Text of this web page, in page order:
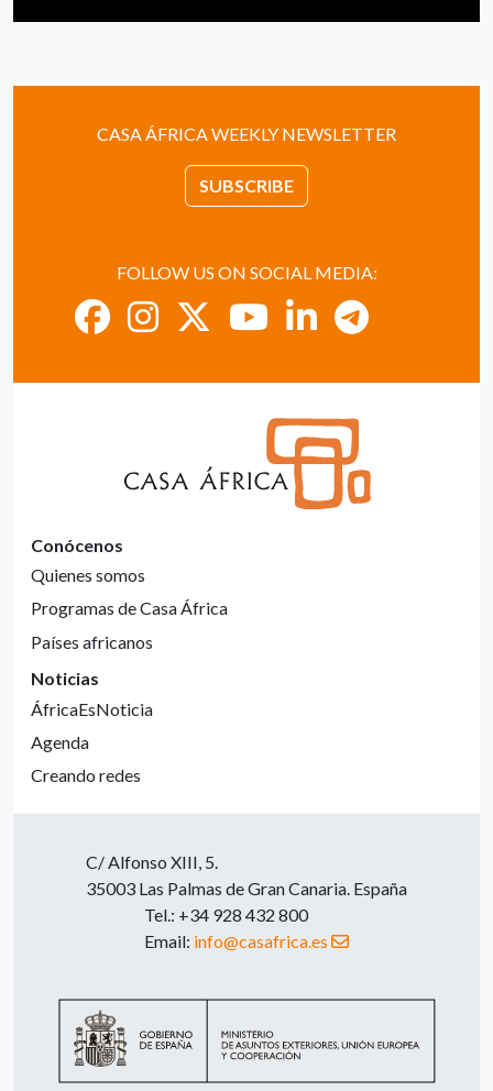
CASA ÁFRICA WEEKLY NEWSLETTER
SUBSCRIBE
FOLLOW US ON SOCIAL MEDIA:
Conócenos
Quienes somos
Programas de Casa África
Países africanos
Noticias
ÁfricaEsNoticia
Agenda
Creando redes
C/ Alfonso XIII, 5.
35003 Las Palmas de Gran Canaria. España
Tel.: +34 928 432 800
Email: info@casafrica.es